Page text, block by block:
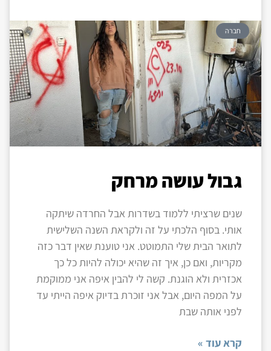
חברה
גבול עושה מרחק
שנים שרציתי ללמוד בשדרות אבל החרדה שיתקה
אותי. בסוף הלכתי על זה ולקראת השנה השלישית
לתואר הבית שלי התמוטט. אני טוענת שאין דבר כזה
מקריות, ואם כן, איך זה שהיא יכולה להיות כל כך
אכזרית ולא הוגנת. קשה לי להבין איפה אני ממוקמת
על המפה היום, אבל אני זוכרת בדיוק איפה הייתי עד
לפני אותה שבת
קרא עוד »